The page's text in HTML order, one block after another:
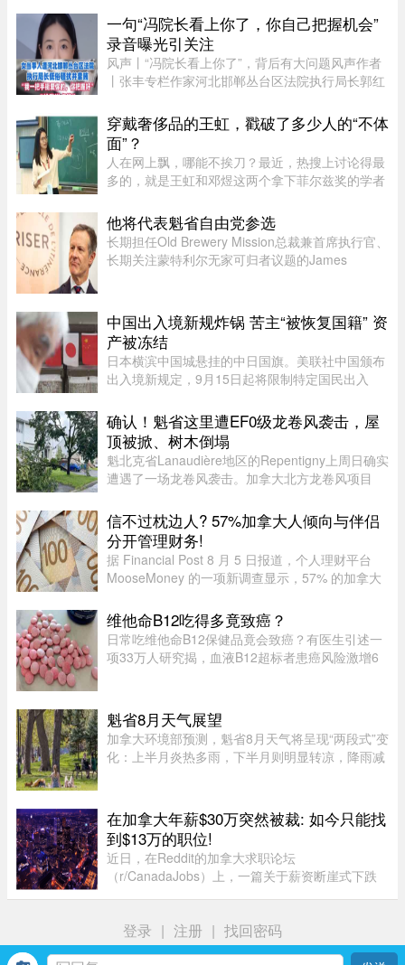
们曾以百年老店为目标而努力，37年来克服了非
典、经济危机、疫情等重重困难。 ...
一句“冯院长看上你了，你自己把握机会”
录音曝光引关注
风声丨“冯院长看上你了”，背后有大问题风声作者
丨张丰专栏作家河北邯郸丛台区法院执行局长郭红
钱，给我送点钱”，“你长得漂亮……冯院长看上你
了，我可以从中促成，你 ...
穿戴奢侈品的王虹，戳破了多少人的“不体
面”？
人在网上飘，哪能不挨刀？最近，热搜上讨论得最
多的，就是王虹和邓煜这两个拿下菲尔兹奖的学者
国人都觉得脸上有光，与有荣焉。尤其是王虹，作
为一个女性，她硬生生啃下 ...
他将代表魁省自由党参选
长期担任Old Brewery Mission总裁兼首席执行官、
长期关注蒙特利尔无家可归者议题的James
Charles Milliard预计将于今天周四下午 ...
中国出入境新规炸锅 苦主“被恢复国籍” 资
产被冻结
日本横滨中国城悬挂的中日国旗。美联社中国颁布
出入境新规定，9月15日起将限制特定国民出入
苦主现身说法，从日本回国竟被无来由限制“10年
内不得出境”，多年来在日累 ...
确认！魁省这里遭EF0级龙卷风袭击，屋
顶被掀、树木倒塌
魁北克省Lanaudière地区的Repentigny上周日确实
遭遇了一场龙卷风袭击。加拿大北方龙卷风项目
认，当天形成的是一场EF0级龙卷风。报告指出，
这场龙卷风是在一个弱超级单体 ...
信不过枕边人? 57%加拿大人倾向与伴侣
分开管理财务!
据 Financial Post 8 月 5 日报道，个人理财平台
MooseMoney 的一项新调查显示，57% 的加拿大
调查于 6 月收集了 639 名加拿大成年人的反馈，
发现在稳定关系中，最受欢 ...
维他命B12吃得多竟致癌？
日常吃维他命B12保健品竟会致癌？有医生引述一
项33万人研究揭，血液B12超标者患癌风险激增6
科医生陈欣湄在Facebook专页发文 ...
魁省8月天气展望
加拿大环境部预测，魁省8月天气将呈现“两段式”变
化：上半月炎热多雨，下半月则明显转凉，降雨减
平，而南部地区气温则略低 ...
在加拿大年薪$30万突然被裁: 如今只能找
到$13万的职位!
近日，在Reddit的加拿大求职论坛
（r/CanadaJobs）上，一篇关于薪资断崖式下跌
万加元，但如今重返求职市场时却无奈地发现，同
类岗 ...
登录 | 注册 | 找回密码